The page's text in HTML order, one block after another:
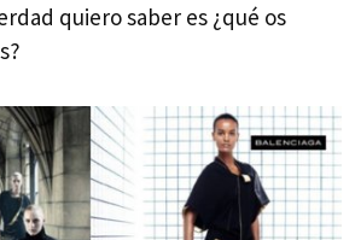
quiero saber es ¿qué os